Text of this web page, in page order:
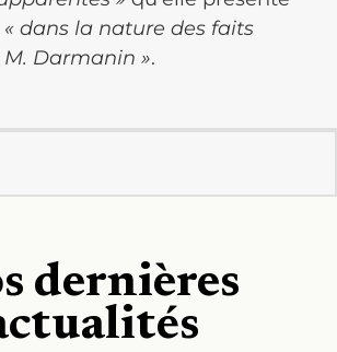
« dans la nature des faits
Darmanin ».
dernières